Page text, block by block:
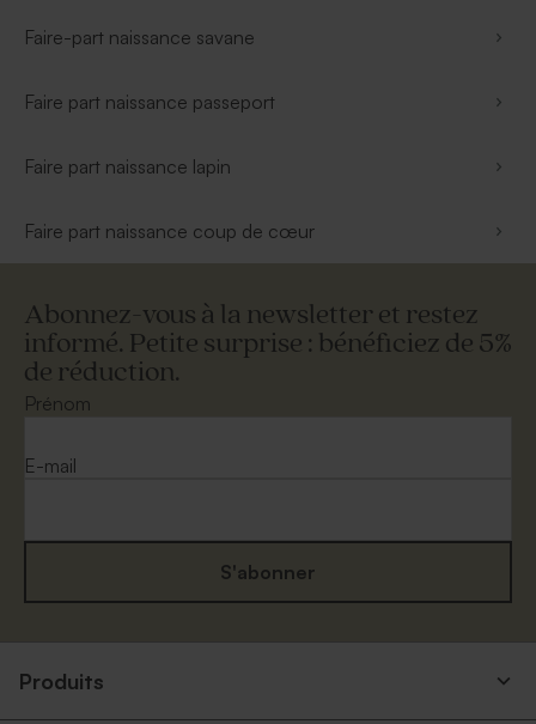
Faire-part naissance savane
Faire part naissance passeport
Faire part naissance lapin
Faire part naissance coup de cœur
Abonnez-vous à la newsletter et restez
informé. Petite surprise : bénéficiez de 5%
de réduction.
Prénom
E-mail
S'abonner
Produits